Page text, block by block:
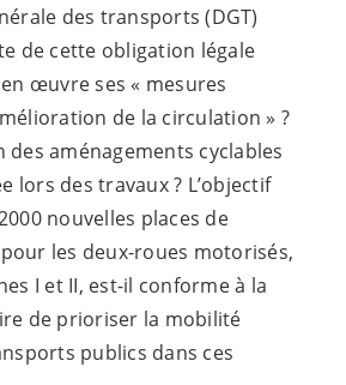
des transports (DGT)
de cette obligation légale
œuvre ses « mesures
de la circulation » ?
des aménagements cyclables
lors des travaux ? L’objectif
nouvelles places de
les deux-roues motorisés,
I et II, est-il conforme à la
de prioriser la mobilité
publics dans ces